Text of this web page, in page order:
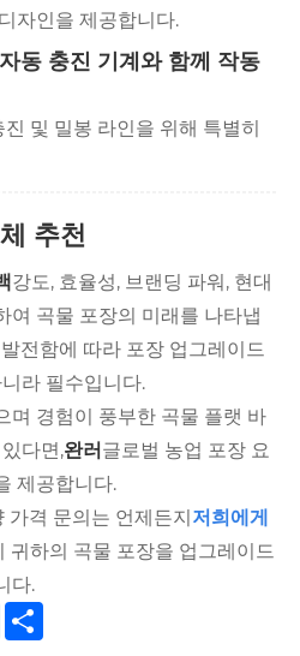
자인을 제공합니다.
동 충진 기계와 함께 작동
및 밀봉 라인을 위해 특별히
추천
강도, 효율성, 브랜딩 파워, 현대
여 곡물 포장의 미래를 나타냅
전함에 따라 포장 업그레이드
라 필수입니다.
며 경험이 풍부한 곡물 플랫 바
다면,완러 글로벌 농업 포장 요
제공합니다.
격 문의는 언제든지 저희에게
귀하의 곡물 포장을 업그레이드
다.
LinkedIn